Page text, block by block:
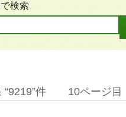
検索
件 10ページ目